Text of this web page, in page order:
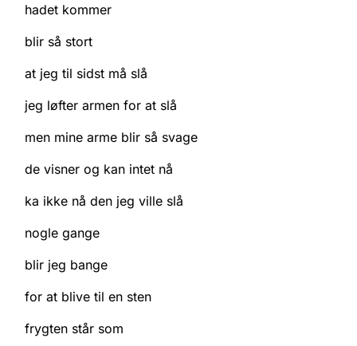
hadet kommer
blir så stort
at jeg til sidst må slå
jeg løfter armen for at slå
men mine arme blir så svage
de visner og kan intet nå
ka ikke nå den jeg ville slå
nogle gange
blir jeg bange
for at blive til en sten
frygten står som